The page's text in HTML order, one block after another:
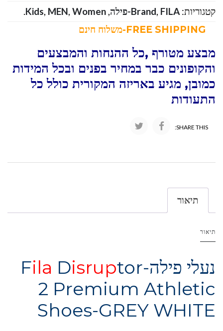
קטגוריות:
Brand, FILA-פילה ,
Kids, MEN, Women
.
מבצע מטורף ,כל ההנחות והמבצעים
והקופונים כבר במחיר בפנים ובכל המידות
כמובן, מגיע באריזה המקורית כולל כל
התעודות
SHARE THIS:
תיאור
תיאור
נעלי פילה-F ila Disruptor
2 Premium Athletic
Shoes-GREY WHITE